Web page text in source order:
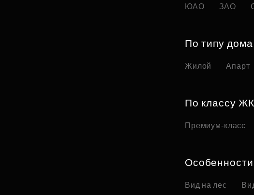
ЮАО ЗАО
По типу дома
Жилой Апарт
По классу ЖК
Премиум-класс
Особенности
Вид на лес